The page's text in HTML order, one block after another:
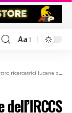
Aa
lucane dell’IRCCS CROB presentano un brevetto sulle diagnosi oncologiche